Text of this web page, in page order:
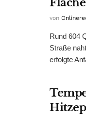
von
Rund 604
Straße
erfolgte